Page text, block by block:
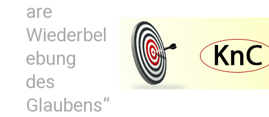
are
Wiederbel
ebung
des
Glaubens“